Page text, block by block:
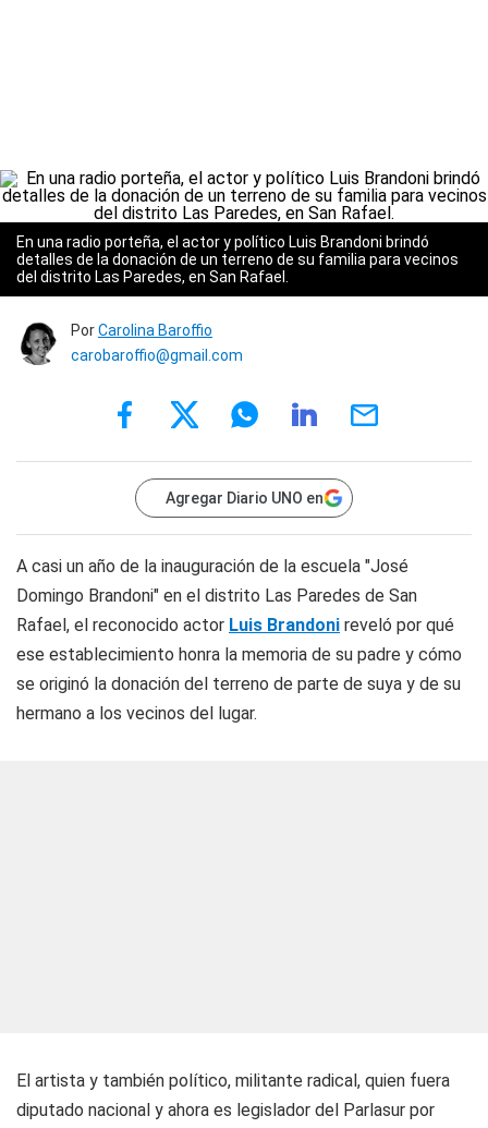
En una radio porteña, el actor y político Luis Brandoni brindó
detalles de la donación de un terreno de su familia para vecinos
del distrito Las Paredes, en San Rafael.
PorCarolina Baroffio
carobaroffio@gmail.com
Agregar Diario UNO en
A casi un año de la inauguración de la escuela "José
Domingo Brandoni" en el distrito Las Paredes de San
Rafael, el reconocido actor Luis Brandoni reveló por qué
ese establecimiento honra la memoria de su padre y cómo
se originó la donación del terreno de parte de suya y de su
hermano a los vecinos del lugar.
El artista y también político, militante radical, quien fuera
diputado nacional y ahora es legislador del Parlasur por